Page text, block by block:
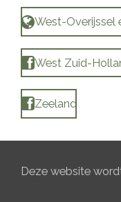
West-Overijssel
West Zuid-
Zeeland
Deze website